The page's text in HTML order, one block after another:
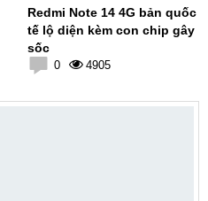
Redmi Note 14 4G bản quốc
tế lộ diện kèm con chip gây
sốc
0 4905